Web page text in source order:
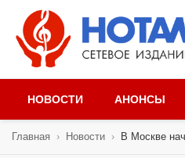
НОВОСТИ АНОНСЫ
Главная › Новости › В Москве